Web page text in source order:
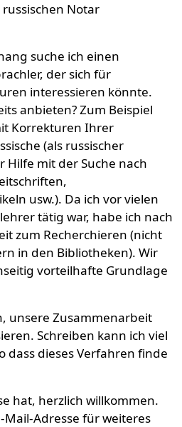
Notar
suche ich einen
der sich für
interessieren könnte.
anbieten? Zum Beispiel
Korrekturen Ihrer
(als russischer
Hilfe mit der Suche nach
usw.). Da ich vor vielen
tätig war, habe ich nach
zum Recherchieren (nicht
in den Bibliotheken). Wir
vorteilhafte Grundlage
unsere Zusammenarbeit
Schreiben kann ich viel
dass dieses Verfahren finde
hat, herzlich willkommen.
Mail-Adresse für weiteres